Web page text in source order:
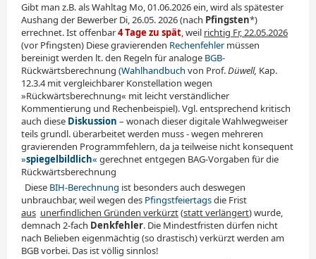
Gibt man z.B. als Wahltag Mo, 01.06.2026 ein, wird als spätester
Aushang der Bewerber Di, 26.05. 2026 (nach Pfingsten*)
errechnet. Ist offenbar4 Tage zu spät,weil richtig Fr, 22.05.2026
(vor Pfingsten) Diese gravierenden Rechenfehlermüssen
bereinigt werden lt. den Regeln für analoge BGB-
Rückwärtsberechnung (Wahlhandbuch von Prof.Düwell, Kap.
12.3.4 mit vergleichbarer Konstellation wegen
»Rückwärtsberechnung« mit leicht verständlicher
Kommentierung und Rechenbeispiel). Vgl. entsprechend kritisch
auch diese Diskussion – wonach dieser digitale Wahlwegweiser
teils grundl. überarbeitet werden muss - wegen mehreren
gravierenden Programmfehlern, da ja teilweise nicht konsequent
»spiegelbildlich« gerechnet entgegen BAG-Vorgaben für die
Rückwärtsberechnung
Diese BIH-Berechnung ist besonders auch deswegen
unbrauchbar, weil wegen des Pfingstfeiertagsdie Frist
aus unerfindlichen Gründen verkürzt(statt verlängert) wurde,
demnach 2-fach Denkfehler. Die Mindestfristen dürfen nicht
nach Belieben eigenmächtig (so drastisch) verkürzt werden am
BGB vorbei. Das ist völlig sinnlos!